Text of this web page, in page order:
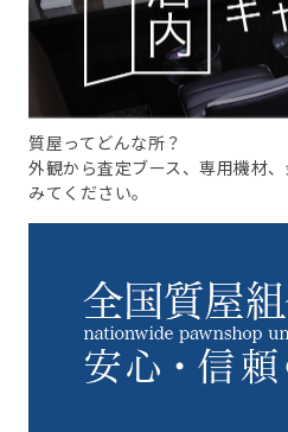
質屋ってどんな所？
外観から査定ブース、専用機材
みてください。